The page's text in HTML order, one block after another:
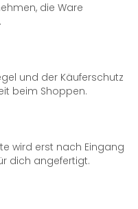
die Ware
und der Käuferschutz
beim Shoppen.
wird erst nach Eingang
dich angefertigt.